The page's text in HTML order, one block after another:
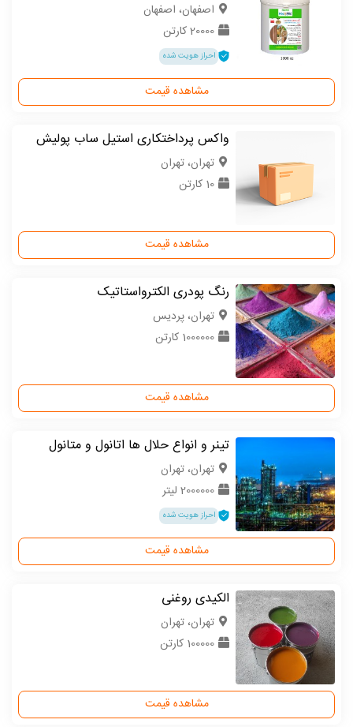
اصفهان، اصفهان
20000 کارتن
احراز هویت شده
مشاهده قیمت
واکس پرداختکاری استیل ساب پولیش
تهران، تهران
10 کارتن
مشاهده قیمت
رنگ پودری الکترواستاتیک
تهران، پردیس
1000000 کارتن
مشاهده قیمت
تینر و انواع حلال ها اتانول و متانول
تهران، تهران
2000000 لیتر
احراز هویت شده
مشاهده قیمت
الکیدی روغنی
تهران، تهران
100000 کارتن
مشاهده قیمت